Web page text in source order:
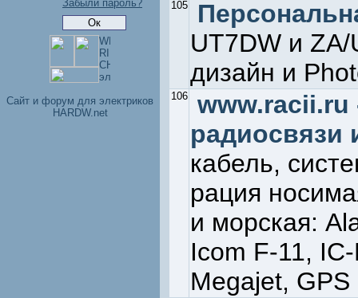
Забыли пароль?
Cайт и форум для электриков
HARDW.net
105
UT7DW и
дизайн и
106
www.racii.ru
радиосвязи
кабель,
рация
и морская:
Icom F-11,
Megajet,